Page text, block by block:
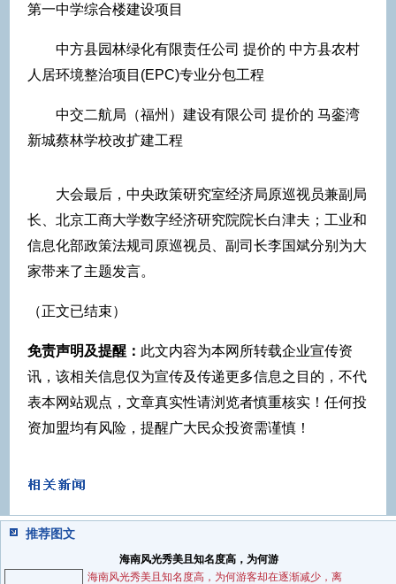
第一中学综合楼建设项目
中方县园林绿化有限责任公司 提价的 中方县农村
人居环境整治项目(EPC)专业分包工程
中交二航局（福州）建设有限公司 提价的 马銮湾
新城蔡林学校改扩建工程
大会最后，中央政策研究室经济局原巡视员兼副局
长、北京工商大学数字经济研究院院长白津夫；工业和
信息化部政策法规司原巡视员、副司长李国斌分别为大
家带来了主题发言。
（正文已结束）
免责声明及提醒： 此文内容为本网所转载企业宣传资
讯，该相关信息仅为宣传及传递更多信息之目的，不代
表本网站观点，文章真实性请浏览者慎重核实！任何投
资加盟均有风险，提醒广大民众投资需谨慎！
推荐图文
海南风光秀美且知名度高，为何游
海南风光秀美且知名度高，为何游客却在逐渐减少，离